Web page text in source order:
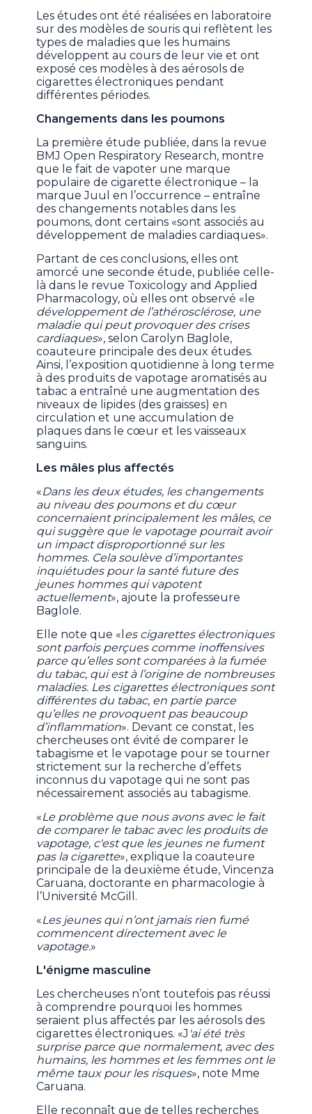
Les études ont été réalisées en laboratoire
sur des modèles de souris qui reflètent les
types de maladies que les humains
développent au cours de leur vie et ont
exposé ces modèles à des aérosols de
cigarettes électroniques pendant
différentes périodes.
Changements dans les poumons
La première étude publiée, dans la revue
BMJ Open Respiratory Research, montre
que le fait de vapoter une marque
populaire de cigarette électronique – la
marque Juul en l’occurrence – entraîne
des changements notables dans les
poumons, dont certains «sont associés au
développement de maladies cardiaques».
Partant de ces conclusions, elles ont
amorcé une seconde étude, publiée celle-
là dans le revue Toxicology and Applied
Pharmacology, où elles ont observé «le
développement de l’athérosclérose, une
maladie qui peut provoquer des crises
cardiaques», selon Carolyn Baglole,
coauteure principale des deux études.
Ainsi, l’exposition quotidienne à long terme
à des produits de vapotage aromatisés au
tabac a entraîné une augmentation des
niveaux de lipides (des graisses) en
circulation et une accumulation de
plaques dans le cœur et les vaisseaux
sanguins.
Les mâles plus affectés
«Dans les deux études, les changements
au niveau des poumons et du cœur
concernaient principalement les mâles, ce
qui suggère que le vapotage pourrait avoir
un impact disproportionné sur les
hommes. Cela soulève d’importantes
inquiétudes pour la santé future des
jeunes hommes qui vapotent
actuellement», ajoute la professeure
Baglole.
Elle note que «l es cigarettes électroniques
sont parfois perçues comme inoffensives
parce qu’elles sont comparées à la fumée
du tabac, qui est à l’origine de nombreuses
maladies. Les cigarettes électroniques sont
différentes du tabac, en partie parce
qu’elles ne provoquent pas beaucoup
d’inflammation». Devant ce constat, les
chercheuses ont évité de comparer le
tabagisme et le vapotage pour se tourner
strictement sur la recherche d’effets
inconnus du vapotage qui ne sont pas
nécessairement associés au tabagisme.
«Le problème que nous avons avec le fait
de comparer le tabac avec les produits de
vapotage, c'est que les jeunes ne fument
pas la cigarette», explique la coauteure
principale de la deuxième étude, Vincenza
Caruana, doctorante en pharmacologie à
l’Université McGill.
«Les jeunes qui n’ont jamais rien fumé
commencent directement avec le
vapotage.»
L'énigme masculine
Les chercheuses n’ont toutefois pas réussi
à comprendre pourquoi les hommes
seraient plus affectés par les aérosols des
cigarettes électroniques. «J 'ai été très
surprise parce que normalement, avec des
humains, les hommes et les femmes ont le
même taux pour les risques», note Mme
Caruana.
Elle reconnaît que de telles recherches